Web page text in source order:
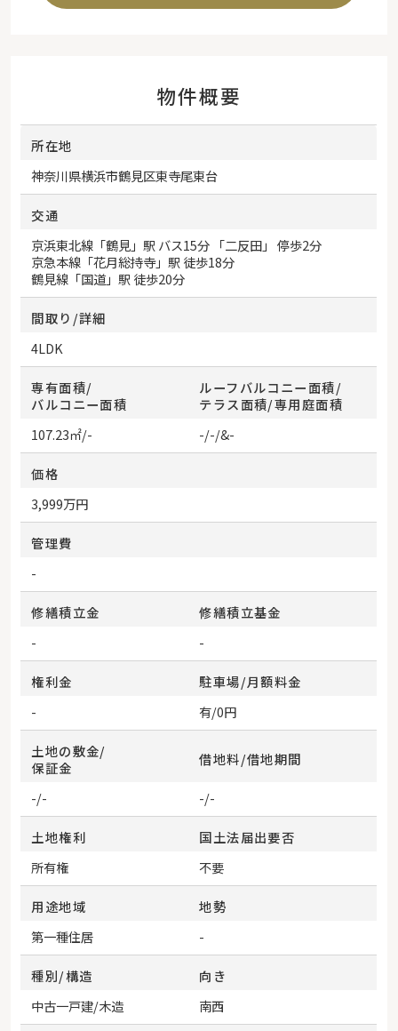
物件概要
所在地
神奈川県横浜市鶴見区東寺尾東台
交通
京浜東北線 「鶴見」駅 バス15分 「二反田」 停歩2分
京急本線 「花月総持寺」駅 徒歩18分
鶴見線 「国道」駅 徒歩20分
間取り/詳細
4LDK
専有面積/
バルコニー面積
ルーフバルコニー面積/
テラス面積/専用庭面積
107.23㎡/-
-/-/&-
価格
3,999万円
管理費
-
修繕積立金
修繕積立基金
-
-
権利金
駐車場/月額料金
-
有/0円
土地の敷金/
保証金
借地料/借地期間
-/- -/-
土地権利
国土法届出要否
所有権
不要
用途地域
地勢
第一種住居
-
種別/構造
向き
中古一戸建/木造
南西